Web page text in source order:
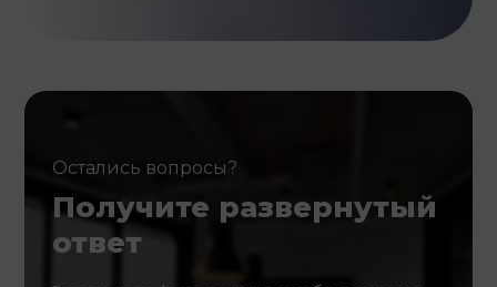
Остались вопросы?
Получите развернутый
ответ